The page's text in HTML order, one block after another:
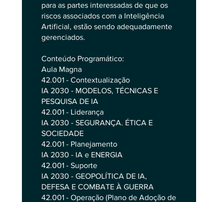
para as partes interessadas de que os
riscos associados com a Inteligência
Artificial, estão sendo adequadamente
gerenciados.
Conteúdo Programático:
Aula Magna
42.001 - Contextualização
IA 2030 - MODELOS, TÉCNICAS E
PESQUISA DE IA
42.001 - Liderança
IA 2030 - SEGURANÇA. ÉTICA E
SOCIEDADE
42.001 - Planejamento
IA 2030 - IA e ENERGIA
42.001 - Suporte
IA 2030 - GEOPOLÍTICA DE IA,
DEFESA E COMBATE À GUERRA
42.001 - Operação (Plano de Adoção de